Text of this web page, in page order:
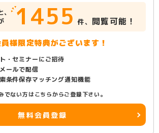
、 1455 件、 閲覧可能！
様限定特典がございます！
・セミナーにご招待
ールで配信
条件保存マッチング通知機能
でない方はこちらからご登録下さい。
無料会員登録